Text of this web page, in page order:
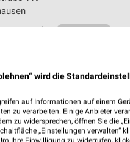
- 18:30 Uhr | Geschlossen
wird die
auf Informationen auf einem
zu verarbeiten. Einige Anbieter
zu widersprechen, öffnen Sie die
„Einstellungen verwalten“